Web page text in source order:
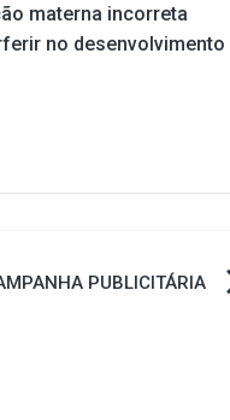
materna incorreta
no desenvolvimento
PUBLICITÁRIA